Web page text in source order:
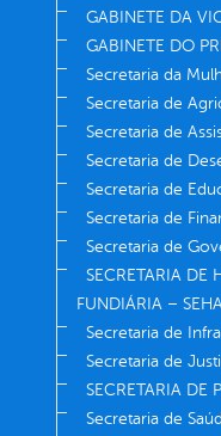
GABINETE DA
GABINETE DO
Secretaria da
Secretaria de
Secretaria de
Secretaria de
Secretaria de
Secretaria de
Secretaria de
SECRETARIA DE
FUNDIÁRIA –
Secretaria de
Secretaria de
SECRETARIA DE
Secretaria de